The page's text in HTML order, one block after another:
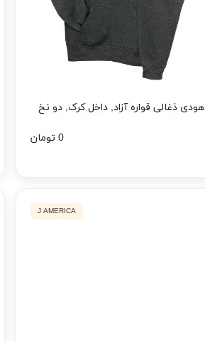
هودی ذغالی قواره آزاد, داخل کرک, دو نخ
0 تومان
J AMERICA